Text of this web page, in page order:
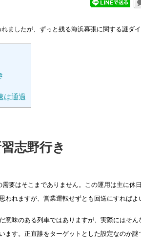
ましたが、ずっと残る海浜幕張に関する謎ダイ
は通過
志野行き
要はそこまでありません。この運用は主に休
われますが、営業運転せずとも回送にすればよ
意味のある列車ではありますが、実際にはそ
ます。正直誰をターゲットとした設定なのか謎